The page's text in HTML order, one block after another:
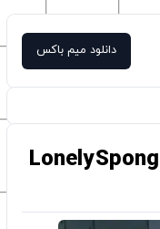
دانلود میم باکس